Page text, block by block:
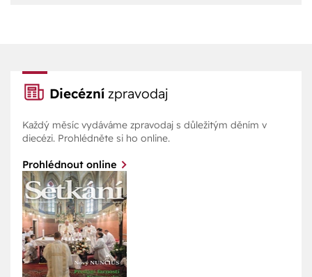
Diecézní zpravodaj
Každý měsíc vydáváme zpravodaj s důležitým děním v
diecézi. Prohlédněte si ho online.
Prohlédnout online